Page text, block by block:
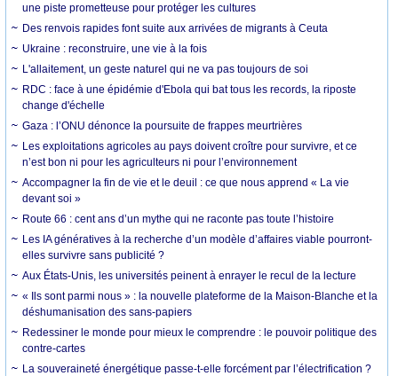
une piste prometteuse pour protéger les cultures
Des renvois rapides font suite aux arrivées de migrants à Ceuta
Ukraine : reconstruire, une vie à la fois
L'allaitement, un geste naturel qui ne va pas toujours de soi
RDC : face à une épidémie d'Ebola qui bat tous les records, la riposte
change d'échelle
Gaza : l’ONU dénonce la poursuite de frappes meurtrières
Les exploitations agricoles au pays doivent croître pour survivre, et ce
n’est bon ni pour les agriculteurs ni pour l’environnement
Accompagner la fin de vie et le deuil : ce que nous apprend « La vie
devant soi »
Route 66 : cent ans d’un mythe qui ne raconte pas toute l’histoire
Les IA génératives à la recherche d’un modèle d’affaires viable pourront-
elles survivre sans publicité ?
Aux États-Unis, les universités peinent à enrayer le recul de la lecture
« Ils sont parmi nous » : la nouvelle plateforme de la Maison-Blanche et la
déshumanisation des sans-papiers
Redessiner le monde pour mieux le comprendre : le pouvoir politique des
contre-cartes
La souveraineté énergétique passe-t-elle forcément par l’électrification ?